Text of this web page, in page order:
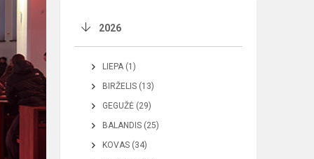
2026
LIEPA (1)
BIRŽELIS (13)
GEGUŽĖ (29)
BALANDIS (25)
KOVAS (34)